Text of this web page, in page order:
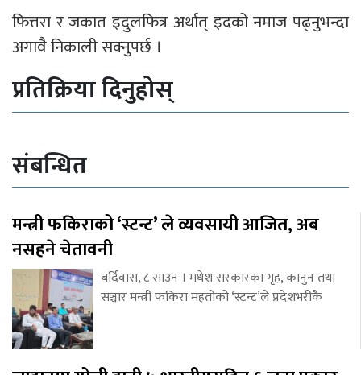
फित्तरा र जकात इदुलफित्र अर्थात् इदको नमाज पढ्नुभन्दा
अगावै निकाली सक्नुपर्छ ।
प्रतिक्रिया दिनुहोस्
संबन्धित
मन्त्री फकिराको ‘स्टन्ट’ ले व्यवसायी आजित, अब
नसहने चेतावनी
बर्दिवास, ८ साउन । मधेश सरकारका गृह, कानुन तथा
सञ्चार मन्त्री फकिरा महतोको ‘स्टन्ट’ले प्रदेशभरीकै